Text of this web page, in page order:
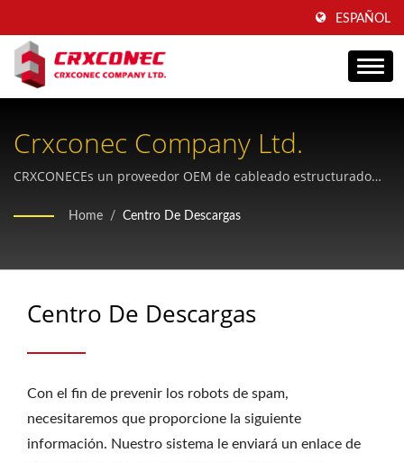
ESPAÑOL
Crxconec Company Ltd.
CRXCONECEs un proveedor OEM de cableado estructurado
imagen de marca.
Home / Centro De Descargas
Centro De Descargas
Con el fin de prevenir los robots de spam,
necesitaremos que proporcione la siguiente
información. Nuestro sistema le enviará un enlace de